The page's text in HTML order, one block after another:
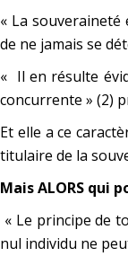
« La
de ne jamais se
« Il en résulte
concurrente » (2)
Et elle a ce
titulaire de la
Mais ALORS qui
« Le principe de
nul individu ne